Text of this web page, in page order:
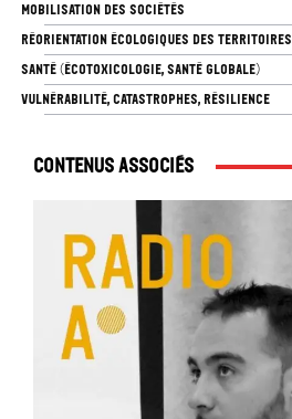
MOBILISATION DES SOCIÉTÉS
RÉORIENTATION ÉCOLOGIQUES DES TERRITOIRES
SANTÉ (ÉCOTOXICOLOGIE, SANTÉ GLOBALE)
VULNÉRABILITÉ, CATASTROPHES, RÉSILIENCE
Contenus associés